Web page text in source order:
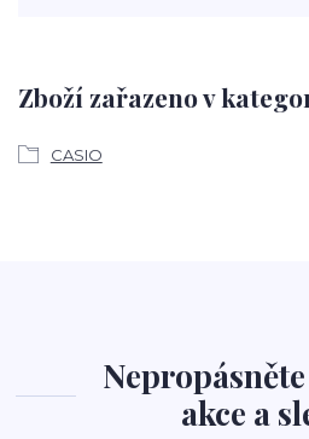
Zboží zařazeno v
CASIO
akce a